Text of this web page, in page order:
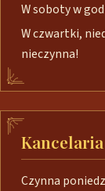
W soboty w
W czwartki,
nieczynna!
Czynna